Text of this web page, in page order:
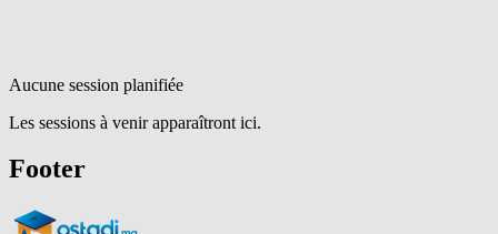
Aucune session planifiée
Les sessions à venir apparaîtront ici.
Footer